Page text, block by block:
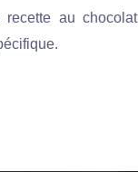
recette au chocolat